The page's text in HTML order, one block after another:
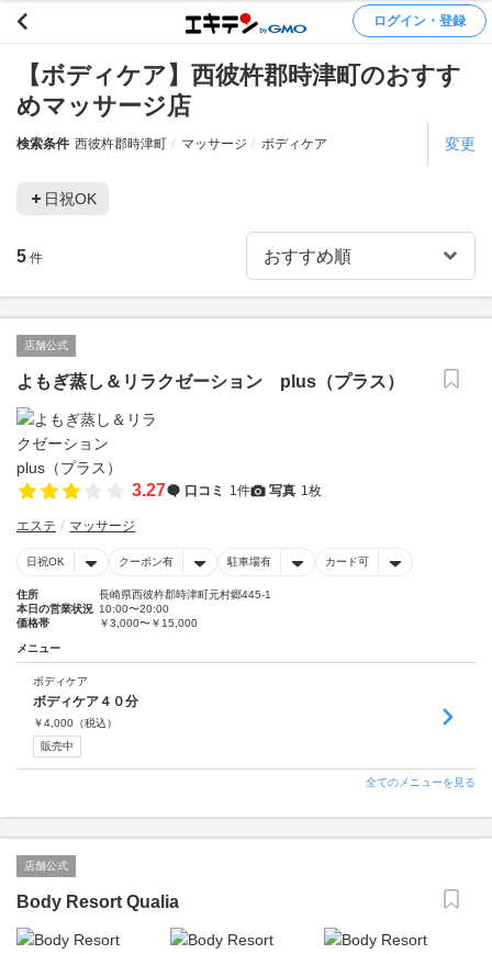
ログイン・登録
【ボディケア】西彼杵郡時津町のおすす
めマッサージ店
検索条件 西彼杵郡時津町 マッサージ ボディケア 変更
日祝OK
5 件
店舗公式
よもぎ蒸し＆リラクゼーション plus（プラス）
3.27 口コミ 1件 写真 1枚
エステ マッサージ
日祝OK クーポン有 駐車場有 カード可
住所
長崎県西彼杵郡時津町元村郷445-1
本日の営業状況 10:00〜20:00
価格帯
￥3,000〜￥15,000
メニュー
ボディケア
ボディケア４０分
￥4,000 （税込）
販売中
全てのメニューを見る
店舗公式
Body Resort Qualia